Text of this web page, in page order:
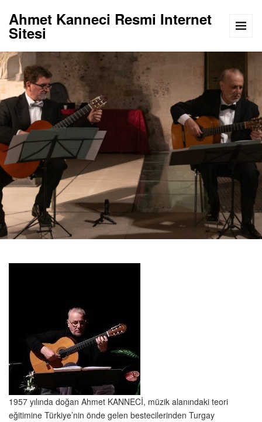
Ahmet Kanneci Resmi Internet
Sitesi
1957 yılında doğan Ahmet KANNECİ, müzik alanındaki teori
eğitimine Türkiye’nin önde gelen bestecilerinden Turgay